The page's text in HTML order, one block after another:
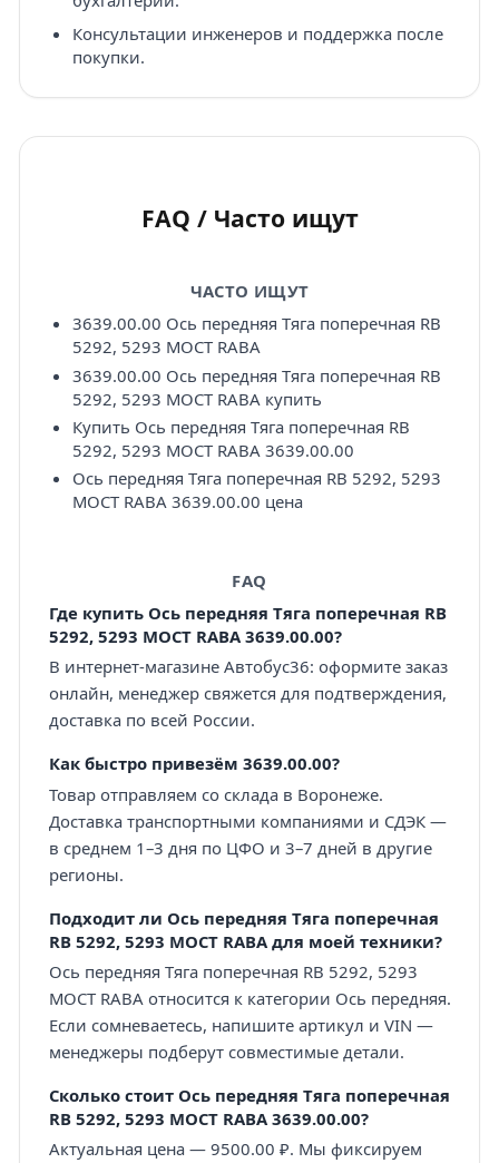
Консультации инженеров и поддержка после
покупки.
FAQ / Часто ищут
ЧАСТО ИЩУТ
3639.00.00 Ось передняя Тяга поперечная RB
5292, 5293 МОСТ RABA
3639.00.00 Ось передняя Тяга поперечная RB
5292, 5293 МОСТ RABA купить
Купить Ось передняя Тяга поперечная RB
5292, 5293 МОСТ RABA 3639.00.00
Ось передняя Тяга поперечная RB 5292, 5293
МОСТ RABA 3639.00.00 цена
FAQ
Где купить Ось передняя Тяга поперечная RB
5292, 5293 МОСТ RABA 3639.00.00?
В интернет-магазине Автобус36: оформите заказ
онлайн, менеджер свяжется для подтверждения,
доставка по всей России.
Как быстро привезём 3639.00.00?
Товар отправляем со склада в Воронеже.
Доставка транспортными компаниями и СДЭК —
в среднем 1–3 дня по ЦФО и 3–7 дней в другие
регионы.
Подходит ли Ось передняя Тяга поперечная
RB 5292, 5293 МОСТ RABA для моей техники?
Ось передняя Тяга поперечная RB 5292, 5293
МОСТ RABA относится к категории Ось передняя.
Если сомневаетесь, напишите артикул и VIN —
менеджеры подберут совместимые детали.
Сколько стоит Ось передняя Тяга поперечная
RB 5292, 5293 МОСТ RABA 3639.00.00?
Актуальная цена — 9500.00 ₽. Мы фиксируем